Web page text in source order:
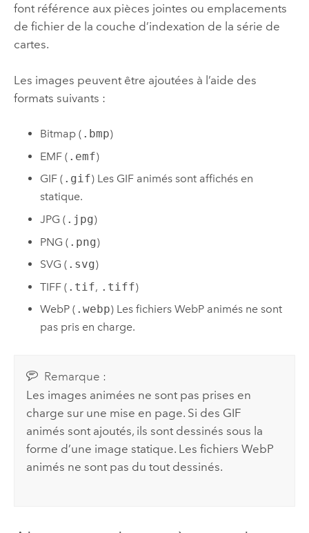
font référence aux pièces jointes ou emplacements
de fichier de la couche d’indexation de la série de
cartes.
Les images peuvent être ajoutées à l’aide des
formats suivants :
Bitmap ( .bmp)
EMF ( .emf)
GIF ( .gif) Les GIF animés sont affichés en
statique.
JPG ( .jpg)
PNG ( .png)
SVG ( .svg)
TIFF ( .tif, .tiff)
WebP ( .webp) Les fichiers WebP animés ne sont
pas pris en charge.
Remarque :
Les images animées ne sont pas prises en
charge sur une mise en page. Si des GIF
animés sont ajoutés, ils sont dessinés sous la
forme d’une image statique. Les fichiers WebP
animés ne sont pas du tout dessinés.